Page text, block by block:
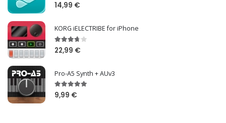
14,99 €
KORG iELECTRIBE for iPhone
22,99 €
Pro-A5 Synth + AUv3
9,99 €